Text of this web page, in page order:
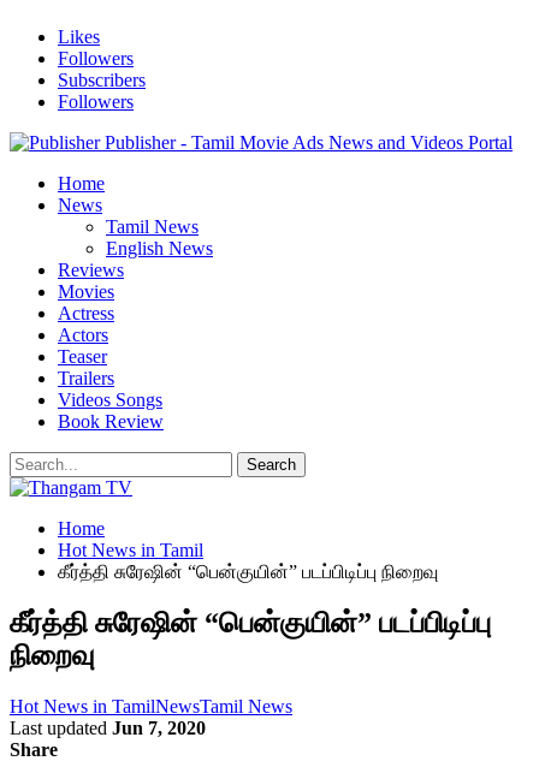
Likes
Followers
Subscribers
Followers
Publisher - Tamil Movie Ads News and Videos Portal
Home
News
Tamil News
English News
Reviews
Movies
Actress
Actors
Teaser
Trailers
Videos Songs
Book Review
Home
Hot News in Tamil
கீர்த்தி சுரேஷின் “பென்குயின்” படப்பிடிப்பு நிறைவு
கீர்த்தி சுரேஷின் “பென்குயின்” படப்பிடிப்பு
நிறைவு
Hot News in TamilNewsTamil News
Last updated Jun 7, 2020
Share